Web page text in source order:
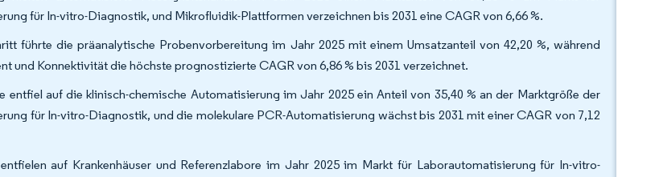
für In-vitro-Diagnostik, und Mikrofluidik-Plattformen verzeichnen bis 2031 eine CAGR von 6,66 %.
führte die präanalytische Probenvorbereitung im Jahr 2025 mit einem Umsatzanteil von 42,20 %, während
und Konnektivität die höchste prognostizierte CAGR von 6,86 % bis 2031 verzeichnet.
entfiel auf die klinisch-chemische Automatisierung im Jahr 2025 ein Anteil von 35,40 % an der Marktgröße der
für In-vitro-Diagnostik, und die molekulare PCR-Automatisierung wächst bis 2031 mit einer CAGR von 7,12
auf Krankenhäuser und Referenzlabore im Jahr 2025 im Markt für Laborautomatisierung für In-vitro-